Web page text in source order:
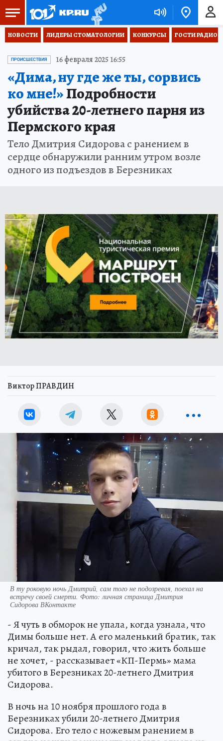
НОВОСТИ ЛИДЕРЫ СТОМАТОЛОГИИ КОНКУРСЫ ГОСТИ РАДИО
ПРОИСШЕСТВИЯ 16 февраля 2025 16:55
«Дима, ну где же ты, сорвись
ко мне!»Подробности
убийства 20-летнего парня из
Пермского края
Тело Дмитрия Сидорова с ранением в
сердце обнаружили ранним утром возле
одного из подъездов в Березниках
Виктор ПРАВДИН
В ту роковую ночь Дмитрий, сам того не подозревая, поехал на
встречу своей смерти. Фото: личная страница Дмитрия
Сидорова ВКонтакте
- Я чуть в обморок не упала, когда узнала, что
Димы больше нет. А его маленький братик, так
кричал, так рыдал, говорил, что жить больше
не хочет, - рассказывает «КП-Пермь» мама
убитого в Березниках 20-летнего Дмитрия
Сидорова.
В ночь на 10 ноября прошлого года в
Березниках убили 20-летнего Дмитрия
Сидорова. Его тело с ножевым ранением в